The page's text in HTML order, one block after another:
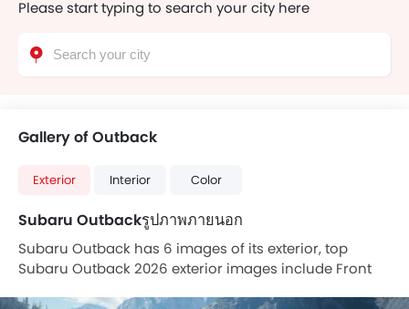
Please start typing to search your city here
Gallery of Outback
Exterior Interior Color
Subaru Outbackรูปภาพภายนอก
Subaru Outback has 6 images of its exterior, top
Subaru Outback 2026 exterior images include Front